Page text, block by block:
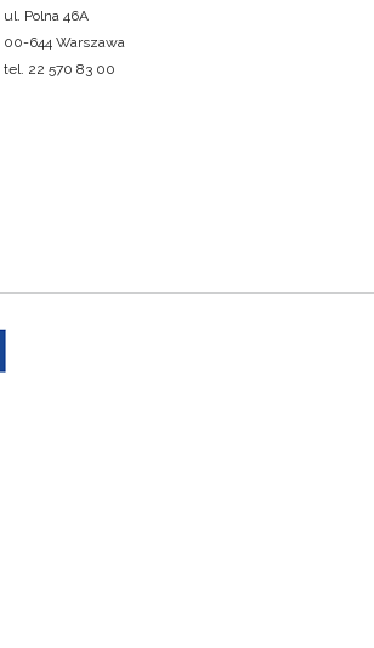
ul. Polna 46A
00-644 Warszawa
tel. 22 570 83 00